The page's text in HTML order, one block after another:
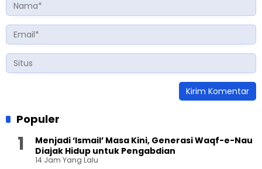
Populer
Menjadi ‘Ismail’ Masa Kini, Generasi Waqf-e-Nau
Diajak Hidup untuk Pengabdian
14 Jam Yang Lalu